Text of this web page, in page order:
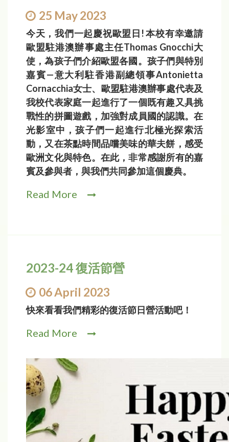
25 May 2023
今天，我們一起慶祝歐盟日! 本校有幸邀請
歐盟駐港澳辦事處主任Thomas Gnocchi大
使，為孩子們介紹歐盟各國。孩子們與特別
嘉賓—意大利駐香港副總領事Antonietta
Cornacchia女士、歐盟駐港澳辦事處代表及
我校代表家庭一起進行了一個既有趣又具挑
戰性的拼圖遊戲，加強對成員國的認識。在
光影室中，孩子們一起進行北極光探索活
動，又在茶點時間品嚐美味的華夫餅，感受
歐洲文化與特色。在此，非常感謝所有的嘉
賓及參與者，與我們共同參加這個慶典。
Read More
2023-24 復活節營
06 April 2023
快來看看我們精彩的復活節日營活動吧！
Read More